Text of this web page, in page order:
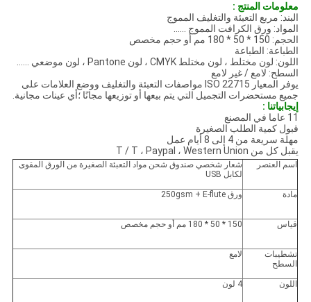
معلومات المنتج :
البند: مربع التعبئة والتغليف المموج
المواد: ورق الكرافت المموج ......
الحجم: 150 * 50 * 180 مم أو حجم مخصص
الطباعة: الطباعة
اللون: لون مختلط ، لون مختلط CMYK ، لون Pantone ، لون موضعي ......
السطح: لامع / غير لامع
يوفر المعيار ISO 22715 مواصفات التعبئة والتغليف ووضع العلامات على
جميع مستحضرات التجميل التي يتم بيعها أو توزيعها مجانًا ؛أي عينات مجانية.
إيجابياتنا :
11 عاما في المصنع
قبول كمية الطلب الصغيرة
مهلة سريعة من 4 إلى 8 أيام عمل
يقبل كل من T / T ، Paypal ، Western Union
اسم العنصر
شعار شخصي صندوق شحن مواد التعبئة الصغيرة من الورق المقوى
لكابل USB
مادة ورق 250gsm + E-flute
قياس 150 * 50 * 180 مم أو حجم مخصص
تشطيبات
السطح
لامع
اللون 4 لون